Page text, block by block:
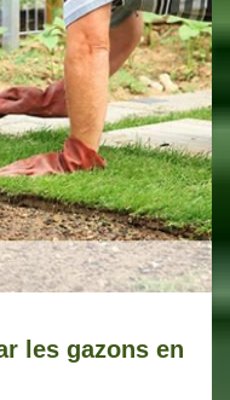
les gazons en